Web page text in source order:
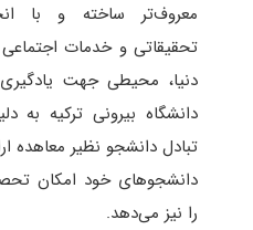
معروف‌تر ساخته و با
تحقیقاتی و خدمات اجتماعی
دنیا، محیطی جهت
دانشگاه بیرونی ترکیه
تبادل دانشجو نظیر معاهده
دانشجوهای خود امکان
را نیز می‌دهد.